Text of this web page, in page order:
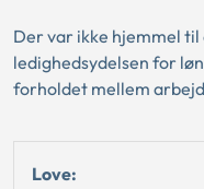
Der var ikke hjemmel
ledighedsydelsen for
forholdet mellem
Love: